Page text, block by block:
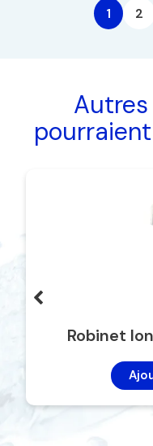
1 2
Robinet